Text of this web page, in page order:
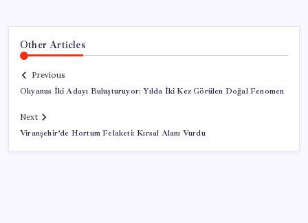
Other Articles
Previous
Okyanus İki Adayı Buluşturuyor: Yılda İki Kez Görülen Doğal Fenomen
Next
Viranşehir’de Hortum Felaketi: Kırsal Alanı Vurdu